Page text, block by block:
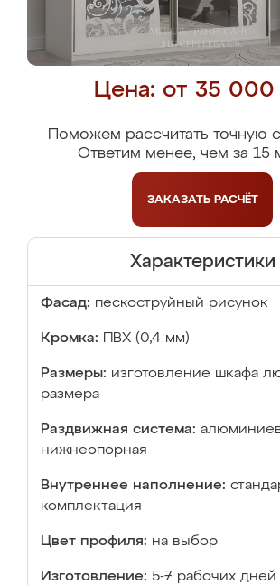
Цена: от 35
Поможем рассчитать точную
Ответим менее, чем за 15
ЗАКАЗАТЬ РАСЧЁТ
Характеристики
Фасад: пескоструйный рисунок
Кромка: ПВХ (0,4 мм)
Размеры: изготовление шкафа
размера
Раздвижная система:
нижнеопорная
Внутреннее наполнение:
комплектация
Цвет профиля: на выбор
Изготовление: 5-7 рабочих дней